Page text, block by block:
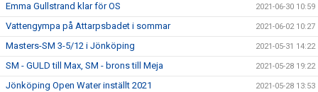
Emma Gullstrand klar för OS 2021-06-30 10:59
Vattengympa på Attarpsbadet i sommar 2021-06-02 10:27
Masters-SM 3-5/12 i Jönköping 2021-05-31 14:22
SM - GULD till Max, SM - brons till Meja 2021-05-28 19:22
Jönköping Open Water inställt 2021 2021-05-28 13:53